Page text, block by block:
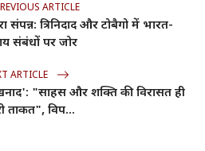
ARTICLE
संपन्न: त्रिनिदाद और टोबैगो में भारत-
संबंधों पर जोर
ARTICLE
"साहस और शक्ति की विरासत ही
ताकत", विप...